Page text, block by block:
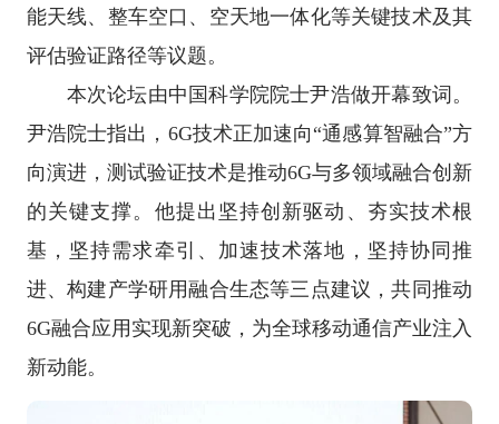
能天线、整车空口、空天地一体化等关键技术及其
评估验证路径等议题。
本次论坛由中国科学院院士尹浩做开幕致词。
尹浩院士指出，6G技术正加速向“通感算智融合”方
向演进，测试验证技术是推动6G与多领域融合创新
的关键支撑。他提出坚持创新驱动、夯实技术根
基，坚持需求牵引、加速技术落地，坚持协同推
进、构建产学研用融合生态等三点建议，共同推动
6G融合应用实现新突破，为全球移动通信产业注入
新动能。